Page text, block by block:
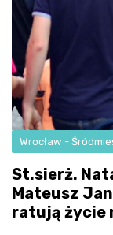
Wrocław -
St.sierż.
Mateusz
ratują życie